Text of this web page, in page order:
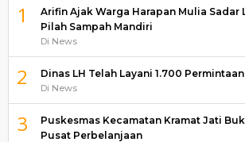
1
Arifin Ajak Warga Harapan Mulia Sadar
Pilah Sampah Mandiri
Di News
2 Dinas LH Telah Layani 1.700
Di News
3
Puskesmas Kecamatan Kramat Jati
Pusat Perbelanjaan